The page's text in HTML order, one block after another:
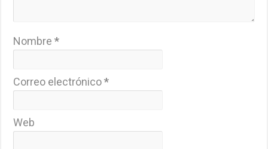
Nombre*
Correo electrónico*
Web